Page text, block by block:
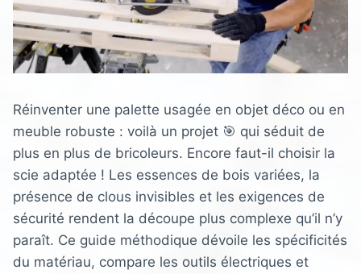
Réinventer une palette usagée en objet déco ou en
meuble robuste : voilà un projet 🎯 qui séduit de
plus en plus de bricoleurs. Encore faut-il choisir la
scie adaptée ! Les essences de bois variées, la
présence de clous invisibles et les exigences de
sécurité rendent la découpe plus complexe qu’il n’y
paraît. Ce guide méthodique dévoile les spécificités
du matériau, compare les outils électriques et